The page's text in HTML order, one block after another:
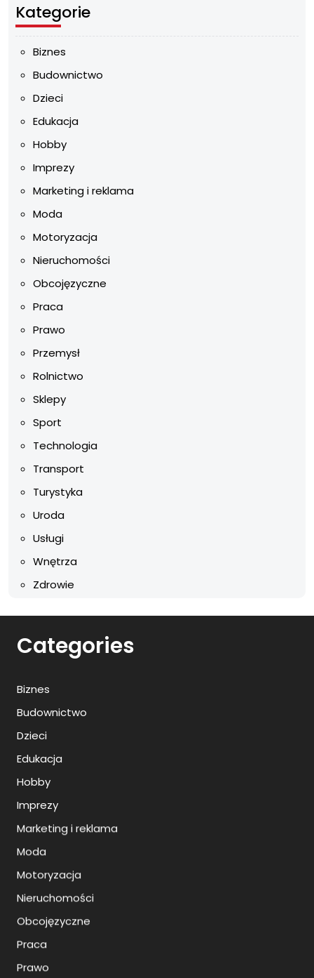
Kategorie
Biznes
Budownictwo
Dzieci
Edukacja
Hobby
Imprezy
Marketing i reklama
Moda
Motoryzacja
Nieruchomości
Obcojęzyczne
Praca
Prawo
Przemysł
Rolnictwo
Sklepy
Sport
Technologia
Transport
Turystyka
Uroda
Usługi
Wnętrza
Zdrowie
Categories
Biznes
Budownictwo
Dzieci
Edukacja
Hobby
Imprezy
Marketing i reklama
Moda
Motoryzacja
Nieruchomości
Obcojęzyczne
Praca
Prawo